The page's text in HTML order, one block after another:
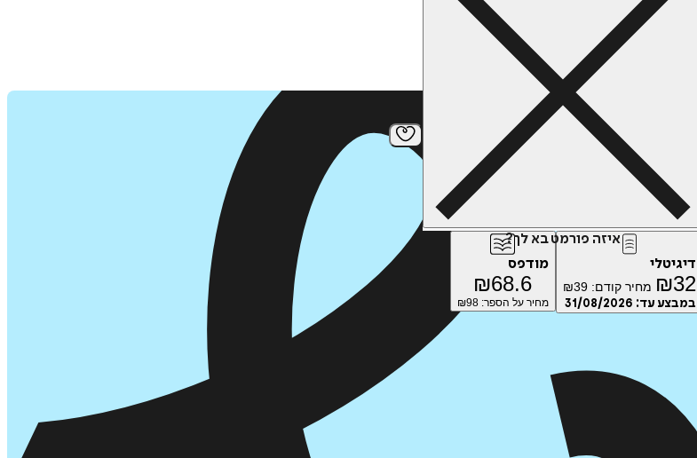
איזה פורמט בא לך?
דיגיטלי
₪32 מחיר קודם: ₪39
במבצע עד: 31/08/2026
מודפס
₪68.6
מחיר על הספר: ₪98